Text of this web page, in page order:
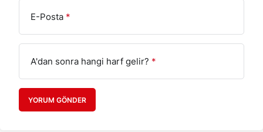
E-Posta *
A'dan sonra hangi harf gelir? *
YORUM GÖNDER